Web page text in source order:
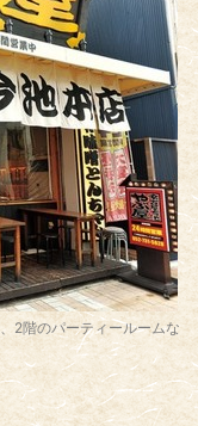
2階のパーティールームな